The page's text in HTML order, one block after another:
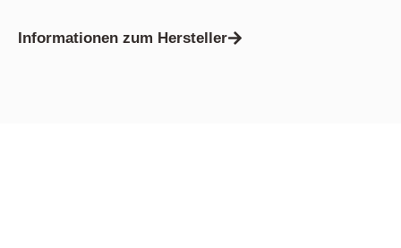
Informationen zum Hersteller